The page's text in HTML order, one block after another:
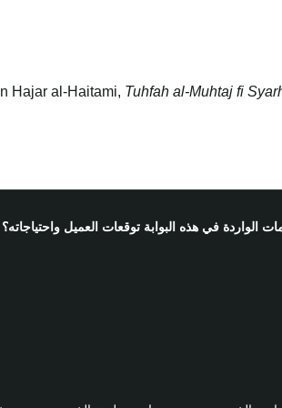
Hajar al-Haitami, Tuhfah al-Muhtaj fi
الواردة في هذه البوابة توقعات العميل واحتياجاته؟